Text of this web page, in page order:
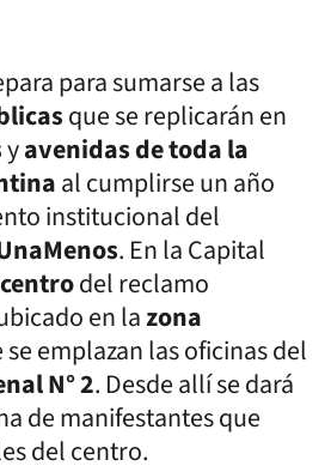
para sumarse a las
que se replicarán en
yavenidas de toda la
al cumplirse un año
institucional del
. En la Capital
del reclamo
en lazona
emplazan las oficinas del
N° 2. Desde allí se dará
de manifestantes que
del centro.